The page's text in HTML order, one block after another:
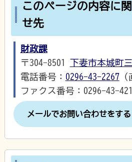
このページの内容に
せ先
財政課
〒304-8501 下妻市本城町
電話番号： 0296-43-2267 （
ファクス番号：0296-43-
メールでお問い合わせをする